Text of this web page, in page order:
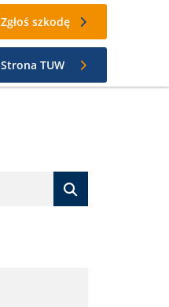
Zgłoś szkodę
Strona TUW